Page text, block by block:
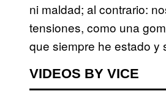
ni maldad; al contrario:
tensiones, como una
que siempre he estado y
VIDEOS BY VICE